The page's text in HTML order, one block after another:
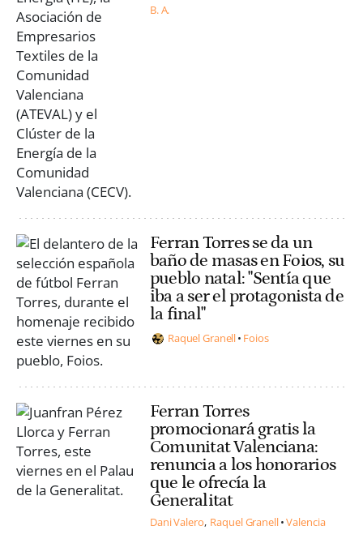
B. A.
Ferran Torres se da un
baño de masas en Foios, su
pueblo natal: "Sentía que
iba a ser el protagonista de
la final"
Raquel Granell Foios
Ferran Torres
promocionará gratis la
Comunitat Valenciana:
renuncia a los honorarios
que le ofrecía la
Generalitat
Dani Valero Raquel Granell Valencia